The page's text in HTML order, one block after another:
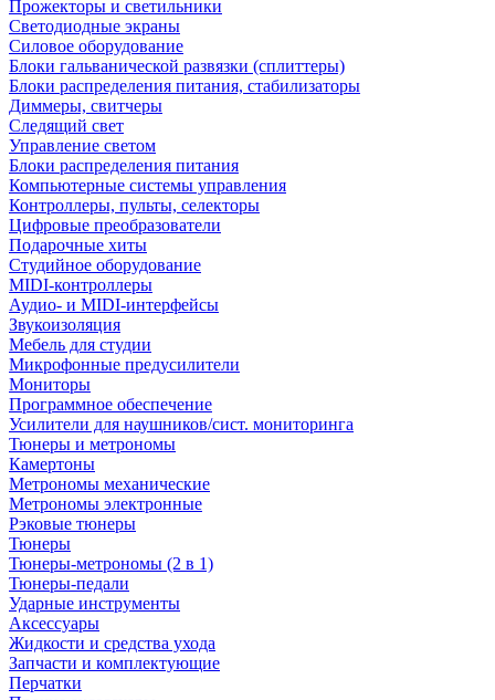
Прожекторы и светильники
Светодиодные экраны
Силовое оборудование
Блоки гальванической развязки (сплиттеры)
Блоки распределения питания, стабилизаторы
Диммеры, свитчеры
Следящий свет
Управление светом
Блоки распределения питания
Компьютерные системы управления
Контроллеры, пульты, селекторы
Цифровые преобразователи
Подарочные хиты
Студийное оборудование
MIDI-контроллеры
Аудио- и MIDI-интерфейсы
Звукоизоляция
Мебель для студии
Микрофонные предусилители
Мониторы
Программное обеспечение
Усилители для наушников/сист. мониторинга
Тюнеры и метрономы
Камертоны
Метрономы механические
Метрономы электронные
Рэковые тюнеры
Тюнеры
Тюнеры-метрономы (2 в 1)
Тюнеры-педали
Ударные инструменты
Аксессуары
Жидкости и средства ухода
Запчасти и комплектующие
Перчатки